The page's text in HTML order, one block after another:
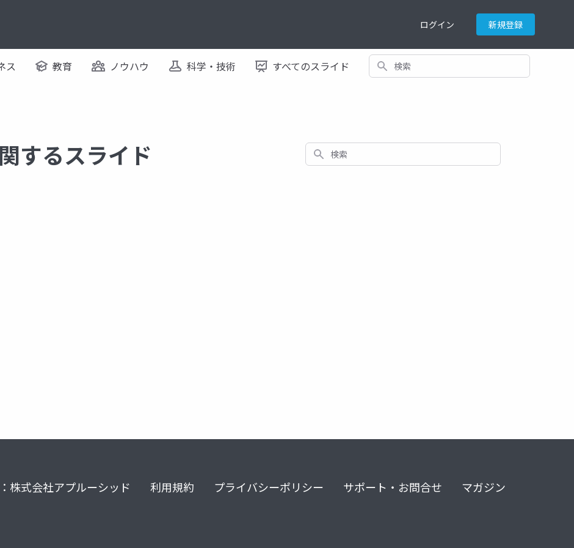
ログイン 新規登録
ス 教育 ノウハウ 科学・技術 すべてのスライド 検索
するスライド 検索
ット
株式会社アプルーシッド 利用規約 プライバシーポリシー サポート・お問合せ マガジン